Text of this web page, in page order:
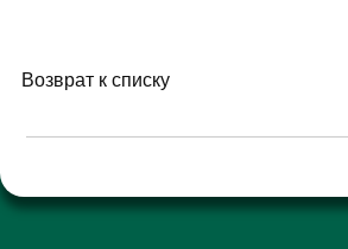
Возврат к списку